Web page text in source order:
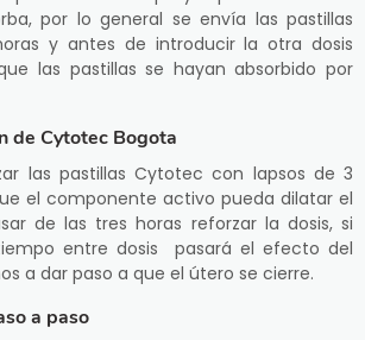
por lo general se envía las pastillas
y antes de introducir la otra dosis
las pastillas se hayan absorbido por
de Cytotec Bogota
las pastillas Cytotec con lapsos de 3
el componente activo pueda dilatar el
de las tres horas reforzar la dosis, si
entre dosis pasará el efecto del
a dar paso a que el útero se cierre.
a paso